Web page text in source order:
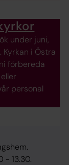
under juni,
Kyrkan i Östra
förbereda
personal
- 13.30.